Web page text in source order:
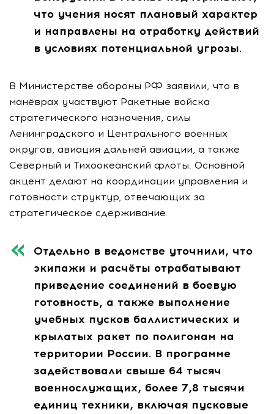
что учения носят плановый характер
и направлены на отработку действий
в условиях потенциальной угрозы.
В Министерстве обороны РФ заявили, что в
манёврах участвуют Ракетные войска
стратегического назначения, силы
Ленинградского и Центрального военных
округов, авиация дальней авиации, а также
Северный и Тихоокеанский флоты. Основной
акцент делают на координации управления и
готовности структур, отвечающих за
стратегическое сдерживание.
Отдельно в ведомстве уточнили, что
экипажи и расчёты отрабатывают
приведение соединений в боевую
готовность, а также выполнение
учебных пусков баллистических и
крылатых ракет по полигонам на
территории России. В программе
задействовали свыше 64 тысяч
военнослужащих, более 7,8 тысячи
единиц техники, включая пусковые